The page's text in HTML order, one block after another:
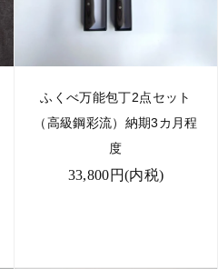
ふくべ万能包丁2点セット
（高級鋼彩流）納期3カ月程
度
33,800円(内税)